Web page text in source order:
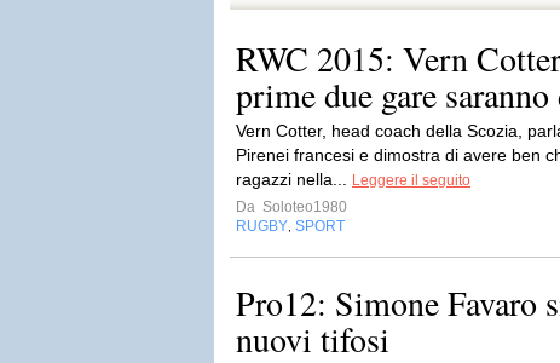
RWC 2015: Vern
prime due gare
Vern Cotter, head coach della Scozia,
Pirenei francesi e dimostra di avere ben
ragazzi nella...
Leggere il seguito
Da Soloteo1980
RUGBY SPORT
Pro12: Simone Favaro
nuovi tifosi